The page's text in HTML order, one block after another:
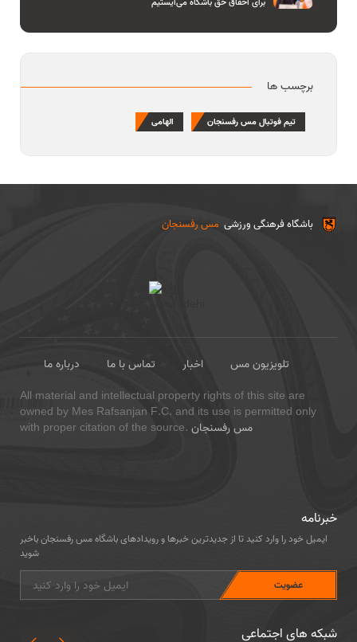
برچسب ها
تیم فوتبال مس رفسنجان الهامی
مس رفسنجان باشگاه فرهنگی ورزشی
درباره ما تماس با ما اخبار
تلویزیون مس
All material and intellectual property rights of this site are
owned by Mes Rafsanjan F.C. and its use is permitted only
with proper citation of the source. مس رفسنجان
خبرنامه
ایمیل خود را وارد کنید تا از جدیدترین خبرها و رویدادهای باشگاه مس رفسنجان باخبر
شوید
شبکه های اجتماعی